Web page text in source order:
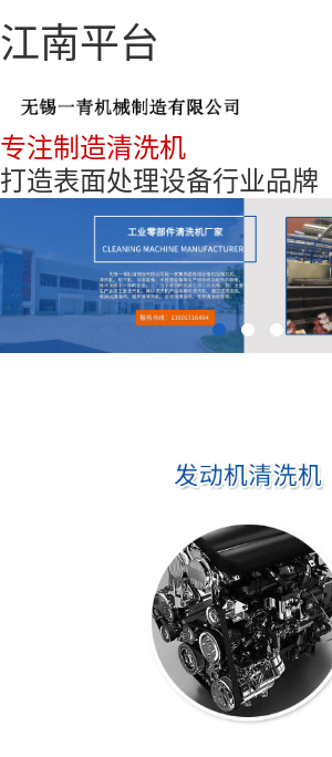
江南平台
专注制造清洗机
打造表面处理设备行业品牌